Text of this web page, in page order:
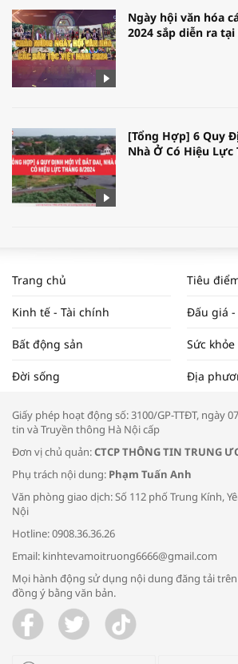
Ngày hội văn hóa
2024 sắp diễn ra tại
[Tổng Hợp] 6 Quy
Nhà Ở Có Hiệu Lực
NAM NĂM 2024
ĐẬP THỊ TRƯỜNG
Tọa đàm “Xúc tiến
Bác sĩ tư vấn cách
đường hô hấp
Trao yêu thương
Trang chủ Tiêu
Kinh tế - Tài chính Đấu giá
Bất động sản Sức
Đời sống Địa
Giấy phép hoạt động số: 3100/GP-TTĐT, ngày
tin và Truyền thông Hà Nội cấp
Đơn vị chủ quản:CTCP THÔNG TIN TRUNG
Phụ trách nội dung: Phạm Tuấn Anh
Văn phòng giao dịch: Số 112 phố Trung Kính,
Nội
Hotline: 0908.36.36.26
Email: kinhtevamoitruong6666@gmail.com
Mọi hành động sử dụng nội dung đăng tải
đồng ý bằng văn bản.